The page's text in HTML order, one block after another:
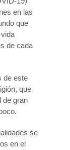
en las
que
de cada
de este
que
de gran
se
en el